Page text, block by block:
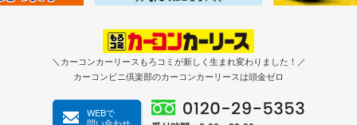
＼カーコンカーリースもろコミが新しく生まれ変わりました！／
カーコンビニ倶楽部のカーコンカーリースは頭金ゼロ
WEBで
問い合わせ